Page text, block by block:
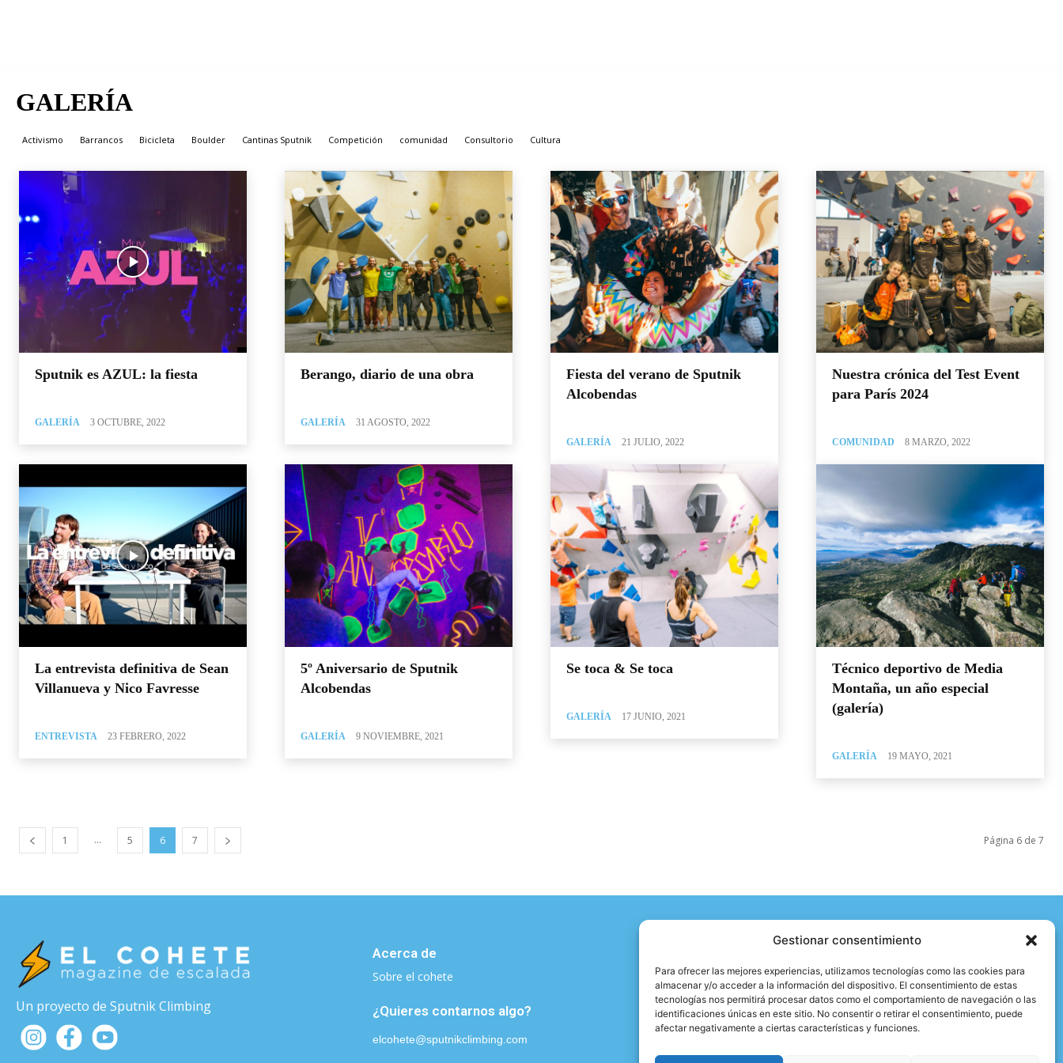
Gestionar consentimiento
Para ofrecer las mejores experiencias, utilizamos tecnologías como las cookies para
almacenar y/o acceder a la información del dispositivo. El consentimiento de estas
tecnologías nos permitirá procesar datos como el comportamiento de navegación o las
identificaciones únicas en este sitio. No consentir o retirar el consentimiento, puede
afectar negativamente a ciertas características y funciones.
Inicio Galería
GALERÍA
Activismo Barrancos Bicicleta Boulder Cantinas Sputnik Competición comunidad Consultorio Cultura
Sputnik es AZUL: la fiesta
GALERÍA 3 OCTUBRE, 2022
Berango, diario de una obra
GALERÍA 31 AGOSTO, 2022
Fiesta del verano de Sputnik
Alcobendas
GALERÍA 21 JULIO, 2022
Nuestra crónica del Test Event
para París 2024
COMUNIDAD 8 MARZO, 2022
La entrevista definitiva de Sean
Villanueva y Nico Favresse
ENTREVISTA 23 FEBRERO, 2022
5º Aniversario de Sputnik
Alcobendas
GALERÍA 9 NOVIEMBRE, 2021
Se toca & Se toca
GALERÍA 17 JUNIO, 2021
Técnico deportivo de Media
Montaña, un año especial
(galería)
GALERÍA 19 MAYO, 2021
1 ... 5 6 7 Página 6 de 7
Un proyecto de Sputnik Climbing
Acerca de
Sobre el cohete
¿Quieres contarnos algo?
elcohete@sputnikclimbing.com
Categorías
Técnica y material|Salud y Escalada| Entrevistas|Vídeo|
Formación | Entrenamiento|Activismo